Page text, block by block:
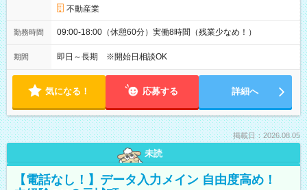
不動産業
勤務時間 09:00-18:00（休憩60分）実働8時間（残業少なめ！）
期間 即日～長期 ※開始日相談OK
気になる！ 応募する 詳細へ
掲載日：2026.08.05
未読
【電話なし！】データ入力メイン 自由度高め！